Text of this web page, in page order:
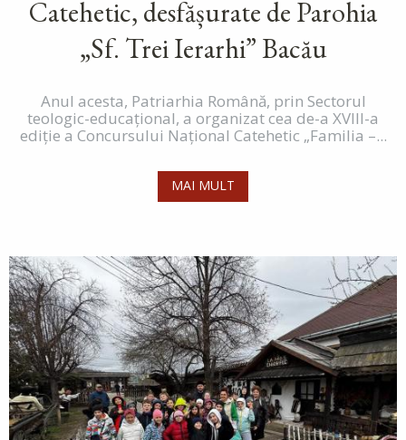
Catehetic, desfășurate de Parohia
„Sf. Trei Ierarhi” Bacău
Anul acesta, Patriarhia Română, prin Sectorul
teologic-educațional, a organizat cea de-a XVIII-a
ediție a Concursului Național Catehetic „Familia –...
MAI MULT